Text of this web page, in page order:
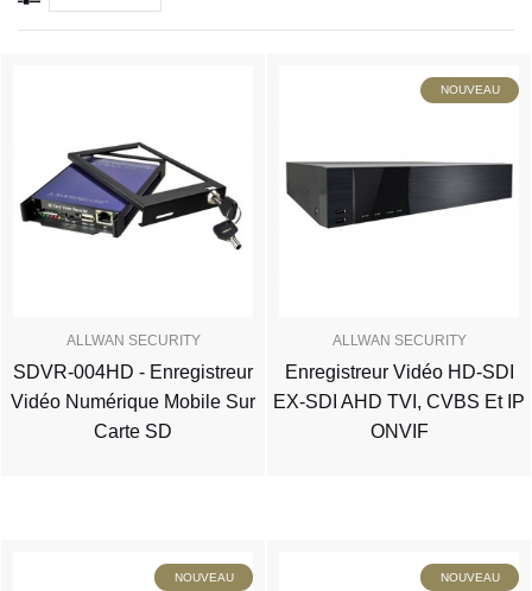
ALLWAN SECURITY
SDVR-004HD - Enregistreur
Vidéo Numérique Mobile Sur
Carte SD
NOUVEAU
ALLWAN SECURITY
Enregistreur Vidéo HD-SDI
EX-SDI AHD TVI, CVBS Et IP
ONVIF
NOUVEAU NOUVEAU